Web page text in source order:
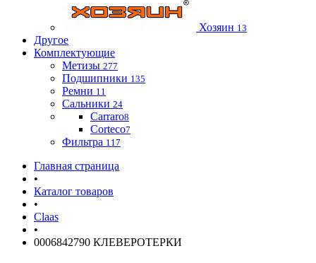
Хозяин 13
Другое
Комплектующие
Метизы 277
Подшипники 135
Ремни 11
Сальники 24
Carraro8
Corteco7
Фильтра 117
Главная страница
•
Каталог товаров
•
Claas
•
0006842790 КЛЕВЕРОТЕРКИ